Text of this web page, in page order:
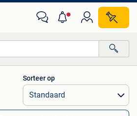
Alle afstanden…
Sorteer op